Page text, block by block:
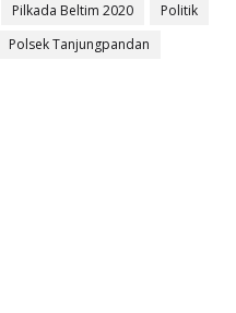
Pilkada Beltim 2020
Politik
Polsek Tanjungpandan